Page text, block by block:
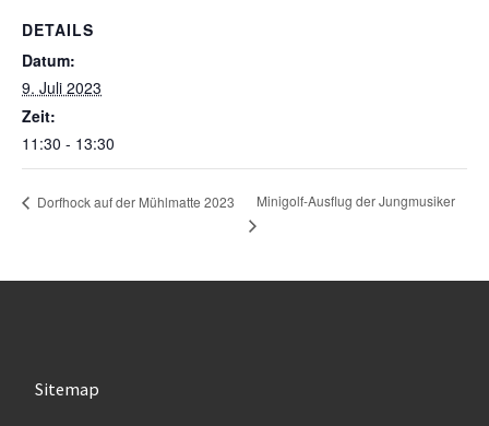
DETAILS
Datum:
9. Juli 2023
Zeit:
11:30 - 13:30
Dorfhock auf der Mühlmatte 2023 Minigolf-Ausflug der Jungmusiker
Sitemap